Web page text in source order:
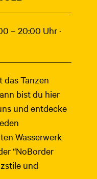
– 20:00 Uhr ·
das Tanzen
bist du hier
und entdecke
Wasserwerk
“NoBorder
und